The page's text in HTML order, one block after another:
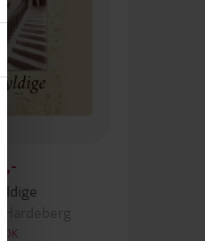
Hardeberg